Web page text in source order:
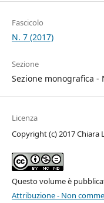
Fascicolo
N. 7 (2017)
Sezione
Sezione monografica
Licenza
Copyright (c) 2017 Chiara
Questo volume è
Attribuzione - Non